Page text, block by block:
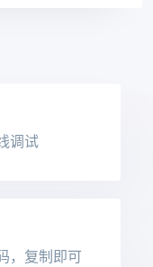
调试
，复制即可